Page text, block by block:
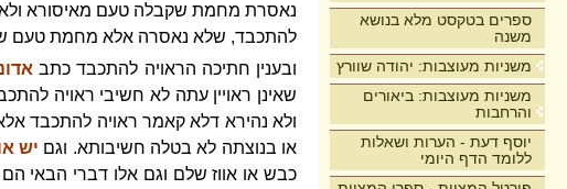
ספרים בטקסט מלא בנושא
משנה
משניות מעוצבות: יהודה שוורץ
משניות מעוצבות: ביאורים
והרחבות
יוסף דעת - הערות ושאלות
ללומד הדף היומי
נאסרת מחמת שקבלה טעם מאיסורא ולא
להתכבד, שלא נאסרה אלא מחמת טעם
ובענין חתיכה הראויה להתכבד כתב
שאינן ראויין עתה לא חשיבי ראויה
ולא נהירא דלא קאמר ראויה להתכבד
או בנוצתה לא בטלה חשיבותא. וגם יש
כבש או אווז שלם וגם אלו דברי הבאי